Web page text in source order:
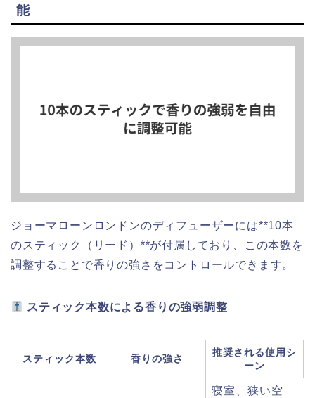
能
ジョーマローンロンドンのディフューザーには**10本
のスティック（リード）**が付属しており、この本数を
調整することで香りの強さをコントロールできます。
スティック本数による香りの強弱調整
スティック本数 香りの強さ
推奨される使用シ
ーン
寝室、狭い空